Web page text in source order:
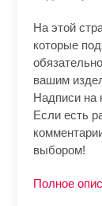
На этой
которые
вашим
Надписи на
Если есть
выбором!
Полное